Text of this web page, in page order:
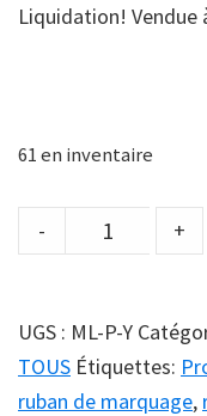
Liquidation! Vendue
61 en inventaire
Rondelles
de
dia.
Mighty
Line
- +
UGS : ML-P-Y
TOUS Étiquettes:
ruban de marquage,